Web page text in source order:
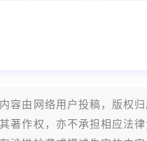
容由网络用户投稿，版权
著作权，亦不承担相应法